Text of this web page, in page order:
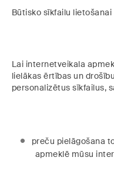
Būtisko sīkfailu
Lai internetveikala
lielākas ērtības un
personalizētus sīkfailus,
preču pielāgošana
apmeklē mūsu